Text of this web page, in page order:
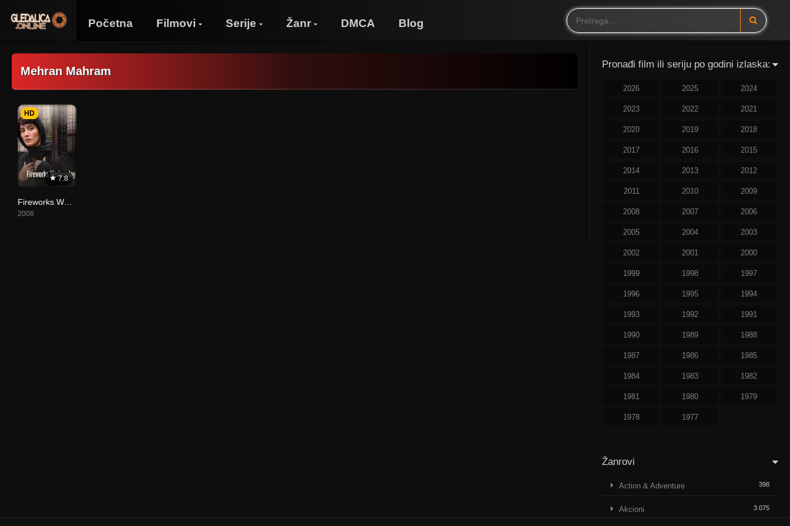
Početna Filmovi Serije Žanr DMCA Blog
Mehran Mahram
7.8
HD
2006
Pronađi film ili seriju po godini izlaska:
2026 2025 2024
2023 2022 2021
2020 2019 2018
2017 2016 2015
2014 2013 2012
2011 2010 2009
2008 2007 2006
2005 2004 2003
2002 2001 2000
1999 1998 1997
1996 1995 1994
1993 1992 1991
1990 1989 1988
1987 1986 1985
1984 1983 1982
1981 1980 1979
1978 1977
Žanrovi
Action & Adventure 398
Akcioni 3.075